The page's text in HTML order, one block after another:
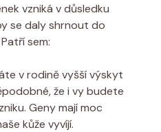
vzniká v důsledku
se daly shrnout do
sem:
v rodině vyšší výskyt
že i vy budete
Geny mají moc
kůže vyvíjí.